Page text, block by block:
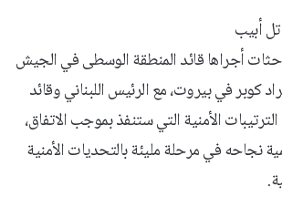
أبيب
أجراها قائد المنطقة الوسطى في الجيش
كوبر في بيروت، مع الرئيس اللبناني وقائد
الأمنية التي ستنفذ بموجب الاتفاق،
نجاحه في مرحلة مليئة بالتحديات الأمنية